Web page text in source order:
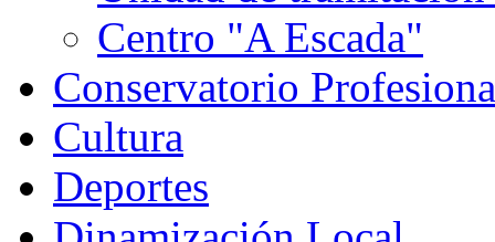
Centro "A Escada"
Conservatorio
Cultura
Deportes